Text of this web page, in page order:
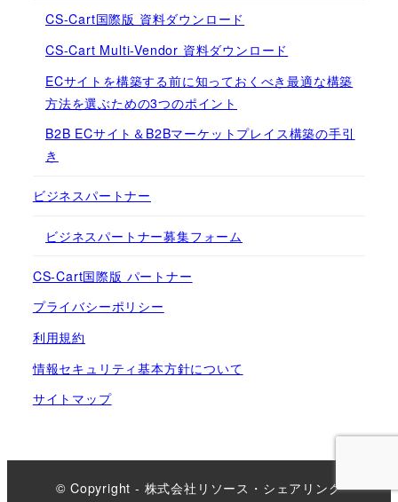
CS-Cart国際版 資料ダウンロード
CS-Cart Multi-Vendor 資料ダウンロード
ECサイトを構築する前に知っておくべき最適な構築
方法を選ぶための3つのポイント
B2B ECサイト＆B2Bマーケットプレイス構築の手引
き
ビジネスパートナー
ビジネスパートナー募集フォーム
CS-Cart国際版 パートナー
プライバシーポリシー
利用規約
情報セキュリティ基本方針について
サイトマップ
© Copyright - 株式会社リソース・シェアリング